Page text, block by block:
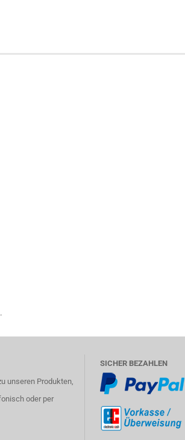
unseren Produkten,
oder per
SICHER BEZAHLEN